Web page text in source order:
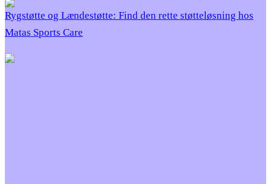
Rygstøtte og Lændestøtte: Find den rette støtteløsning hos
Matas Sports Care